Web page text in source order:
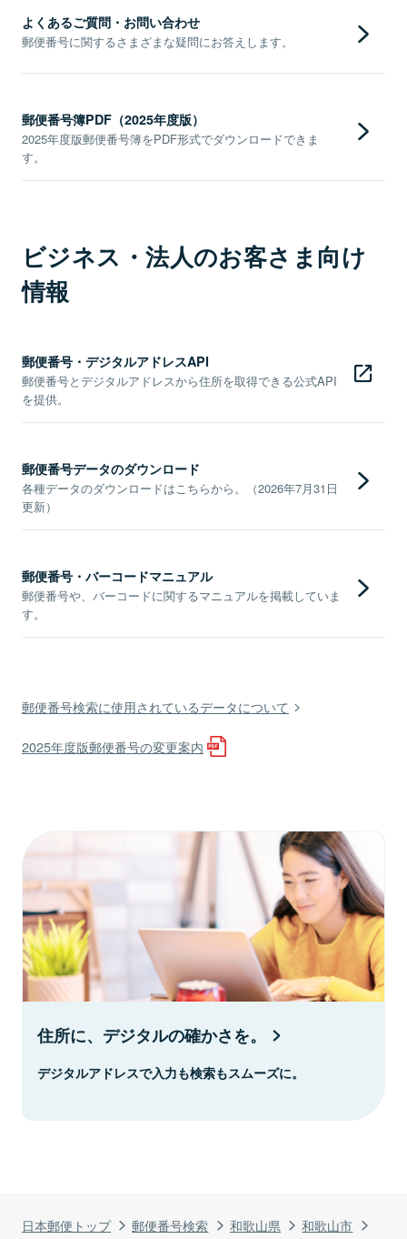
日本郵便トップ 郵便番号検索 和歌山県
和歌山市
よくあるご質問・お問い合わせ
郵便番号に関するさまざまな疑問にお答えします。
郵便番号簿PDF（2025年度版）
2025年度版郵便番号簿をPDF形式でダウンロードできま
す。
ビジネス・法人のお客さま向け
情報
郵便番号・デジタルアドレスAPI
郵便番号とデジタルアドレスから住所を取得できる公式API
を提供。
郵便番号データのダウンロード
各種データのダウンロードはこちらから。（2026年7月31日
更新）
郵便番号・バーコードマニュアル
郵便番号や、バーコードに関するマニュアルを掲載していま
す。
郵便番号検索に使用されているデータについて
2025年度版郵便番号の変更案内
住所に、デジタルの確かさを。
デジタルアドレスで入力も検索もスムーズに。